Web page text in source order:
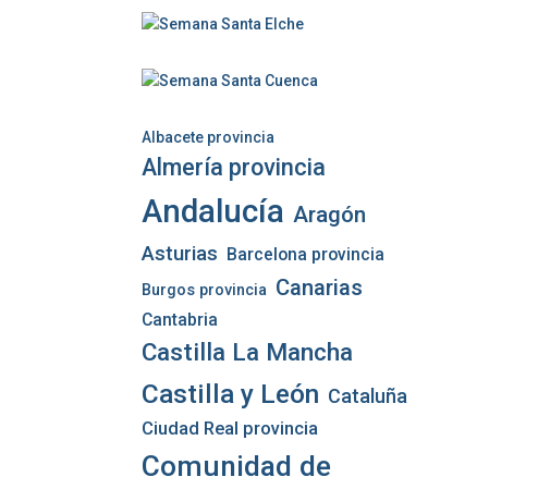
Albacete provincia
Almería provincia
Andalucía Aragón
Asturias Barcelona provincia
Burgos provincia Canarias
Cantabria
Castilla La Mancha
Castilla y León Cataluña
Ciudad Real provincia
Comunidad de